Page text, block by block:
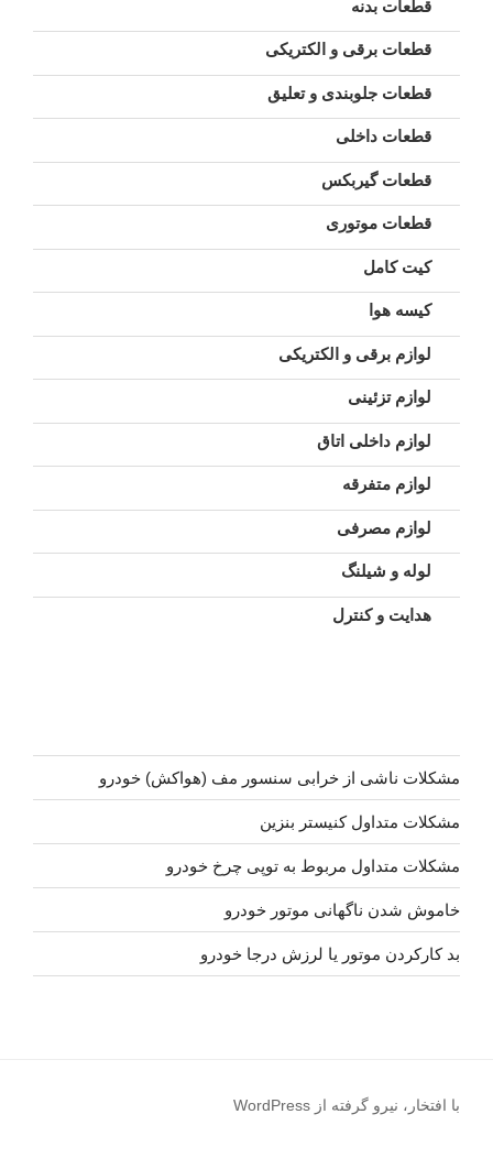
قطعات بدنه
قطعات برقی و الکتریکی
قطعات جلوبندی و تعلیق
قطعات داخلی
قطعات گیربکس
قطعات موتوری
کیت کامل
کیسه هوا
لوازم برقی و الکتریکی
لوازم تزئینی
لوازم داخلی اتاق
لوازم متفرقه
لوازم مصرفی
لوله و شیلنگ
هدایت و کنترل
مشکلات ناشی از خرابی سنسور مف (هواکش) خودرو
مشکلات متداول کنیستر بنزین
مشکلات متداول مربوط به توپی چرخ خودرو
خاموش شدن ناگهانی موتور خودرو
بد کارکردن موتور یا لرزش درجا خودرو
با افتخار، نیرو گرفته از WordPress